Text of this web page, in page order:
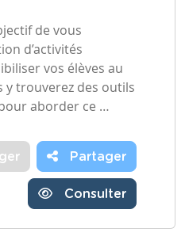
de vous
d’activités
vos élèves au
y trouverez des outils
aborder ce …
Partager
Consulter